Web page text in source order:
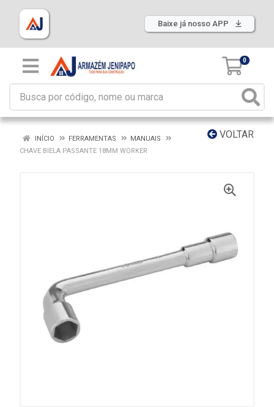
Baixe já nosso APP
0
VOLTAR
INÍCIO FERRAMENTAS
MANUAIS
CHAVE BIELA PASSANTE 18MM WORKER